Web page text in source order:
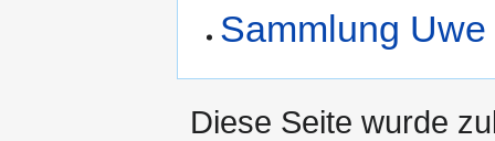
Sammlung
Diese Seite wurde